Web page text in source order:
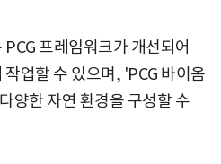
프레임워크가 개선되어
업할 수 있으며, 'PCG 바이옴
양한 자연 환경을 구성할 수